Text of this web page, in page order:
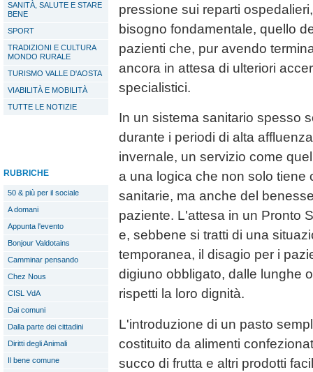
SANITÀ, SALUTE E STARE
BENE
SPORT
TRADIZIONI E CULTURA
MONDO RURALE
TURISMO VALLE D'AOSTA
VIABILITÀ E MOBILITÀ
TUTTE LE NOTIZIE
RUBRICHE
50 & più per il sociale
A domani
Appunta l'evento
Bonjour Valdotains
Camminar pensando
Chez Nous
CISL VdA
Dai comuni
Dalla parte dei cittadini
Diritti degli Animali
Il bene comune
pressione sui reparti
bisogno fondamentale, quello
pazienti che, pur avendo
ancora in attesa di ulteriori
specialistici.
In un sistema sanitario spesso
durante i periodi di alta
invernale, un servizio come
a una logica che non solo tiene
sanitarie, ma anche del
paziente. L'attesa in un Pronto
e, sebbene si tratti di una
temporanea, il disagio per i
digiuno obbligato, dalle lunghe
rispetti la loro dignità.
L'introduzione di un pasto
costituito da alimenti
succo di frutta e altri prodotti